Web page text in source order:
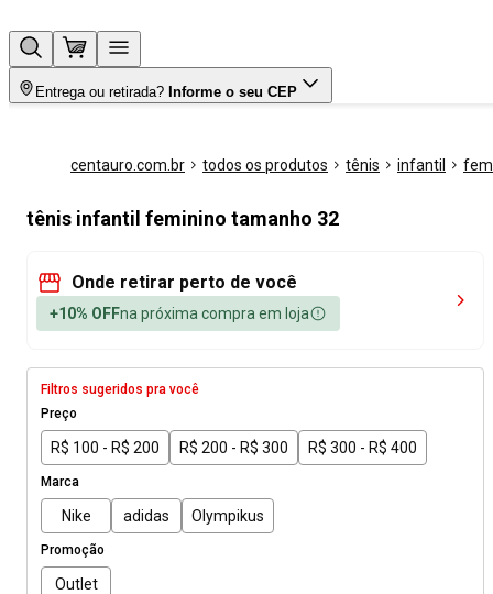
Entrega ou retirada? Informe o seu CEP
centauro.com.br todos os produtos tênis infantil
tênis infantil feminino tamanho 32
Onde retirar perto de você
+10% OFFna próxima compra em loja
Filtros sugeridos pra você
Preço
R$ 100 - R$ 200 R$ 200 - R$ 300 R$ 300 - R$ 400
Marca
Nike adidas Olympikus
Promoção
Outlet